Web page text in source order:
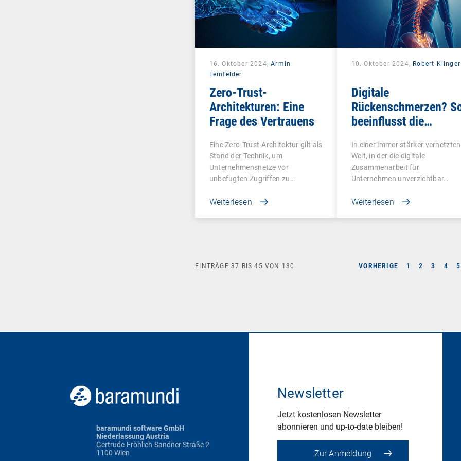
16. Oktober 2024,Armin
Leinfelder
Zero-Trust-
Architekturen: Eine
Frage des Vertrauens
Eine Zero-Trust-Architektur gilt als
Stand der Technik, um
Unternehmensnetze vor
unbefugten Zugriffen zu…
Weiterlesen
10. Oktober 2024, Robert Klinger
Digitale
Rückenschmerzen?
beeinflusst die
Ihre DEX-Strategie
In einer immer stärker vernetzten
Welt, in der die digitale
Zusammenarbeit für
Unternehmen unverzichtbar…
Weiterlesen
VORHERIGE 1 2 3 4 5
EINTRÄGE 37 BIS45 VON 130
baramundi software GmbH
Niederlassung Austria
Gertrude-Fröhlich-Sandner Straße 2
1100 Wien
Newsletter
Jetzt kostenlosen Newsletter
abonnieren und up-to-date bleiben!
Zur Anmeldung